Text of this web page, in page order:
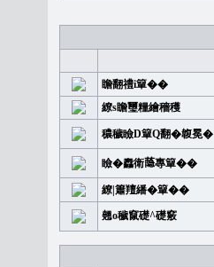
瞻翻禮i簞��
繚s瞻璽糧繪穡穫
穠穢瞼D簞Q翻�䪖冕�
瞼�䆐衛𦻕專簞��
繚|簫羶繙�簞��
翹o穢竄礎^礎竅